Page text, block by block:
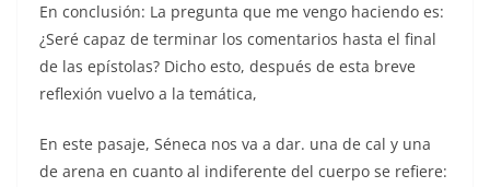
En conclusión: La pregunta que me vengo haciendo es:
¿Seré capaz de terminar los comentarios hasta el final
de las epístolas? Dicho esto, después de esta breve
reflexión vuelvo a la temática,
En este pasaje, Séneca nos va a dar. una de cal y una
de arena en cuanto al indiferente del cuerpo se refiere: